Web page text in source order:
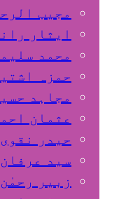
مجیب
ایثار
محمد
حمزہ
مجاہد
عثمان
حیدر نقوی
سید
زبیر رحمٰن